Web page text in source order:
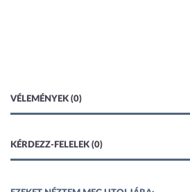
VÉLEMÉNYEK (0)
KÉRDEZZ-FELELEK (0)